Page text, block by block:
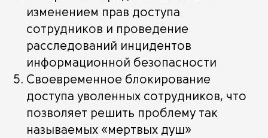
изменением прав доступа
сотрудников и проведение
расследований инцидентов
информационной безопасности
Своевременное блокирование
доступа уволенных сотрудников, что
позволяет решить проблему так
называемых «мертвых душ»